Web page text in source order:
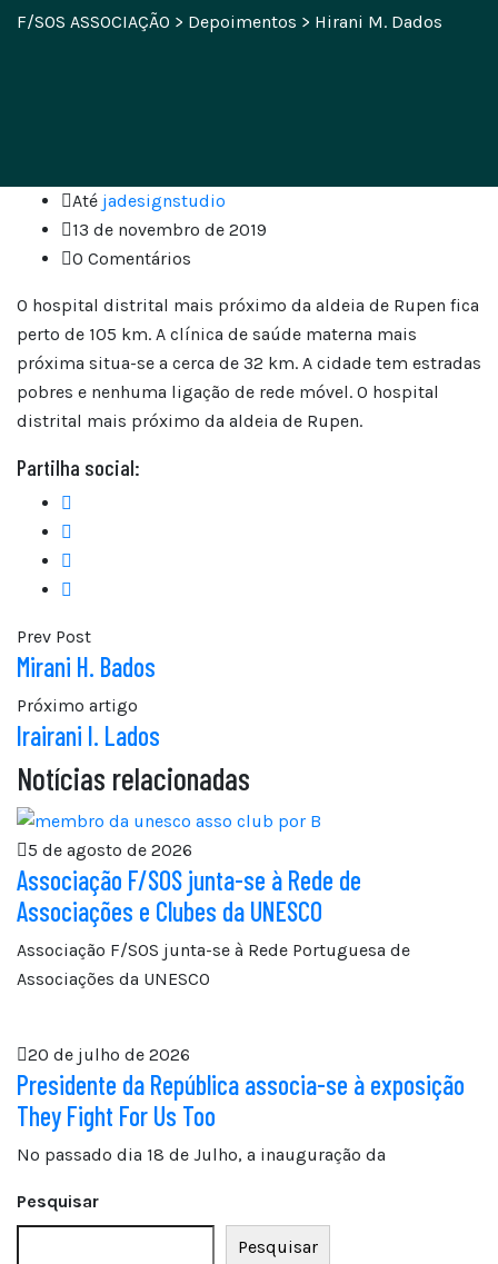
F/SOS ASSOCIAÇÃO > Depoimentos > Hirani M. Dados
Até jadesignstudio
13 de novembro de 2019
0 Comentários
O hospital distrital mais próximo da aldeia de Rupen fica
perto de 105 km. A clínica de saúde materna mais
próxima situa-se a cerca de 32 km. A cidade tem estradas
pobres e nenhuma ligação de rede móvel. O hospital
distrital mais próximo da aldeia de Rupen.
Partilha social:
Prev Post
Mirani H. Bados
Próximo artigo
Irairani I. Lados
Notícias relacionadas
5 de agosto de 2026
Associação F/SOS junta-se à Rede de
Associações e Clubes da UNESCO
Associação F/SOS junta-se à Rede Portuguesa de
Associações da UNESCO
20 de julho de 2026
Presidente da República associa-se à exposição
They Fight For Us Too
No passado dia 18 de Julho, a inauguração da
Pesquisar
Pesquisar